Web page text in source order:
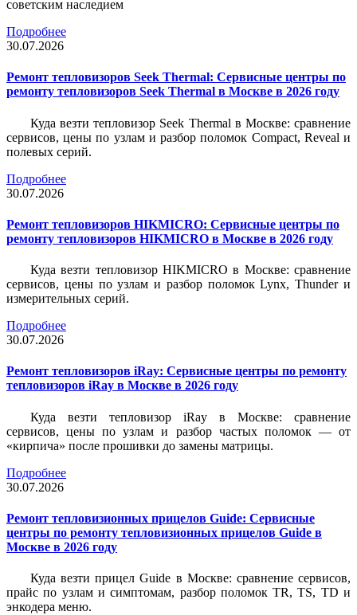
советским наследием
Подробнее
30.07.2026
Ремонт тепловизоров Seek Thermal: Сервисные центры по
ремонту тепловизоров Seek Thermal в Москве в 2026 году
Куда везти тепловизор Seek Thermal в Москве: сравнение
сервисов, цены по узлам и разбор поломок Compact, Reveal и
полевых серий.
Подробнее
30.07.2026
Ремонт тепловизоров HIKMICRO: Сервисные центры по
ремонту тепловизоров HIKMICRO в Москве в 2026 году
Куда везти тепловизор HIKMICRO в Москве: сравнение
сервисов, цены по узлам и разбор поломок Lynx, Thunder и
измерительных серий.
Подробнее
30.07.2026
Ремонт тепловизоров iRay: Сервисные центры по ремонту
тепловизоров iRay в Москве в 2026 году
Куда везти тепловизор iRay в Москве: сравнение
сервисов, цены по узлам и разбор частых поломок — от
«кирпича» после прошивки до замены матрицы.
Подробнее
30.07.2026
Ремонт тепловизионных прицелов Guide: Сервисные
центры по ремонту тепловизионных прицелов Guide в
Москве в 2026 году
Куда везти прицел Guide в Москве: сравнение сервисов,
прайс по узлам и симптомам, разбор поломок TR, TS, TD и
энкодера меню.